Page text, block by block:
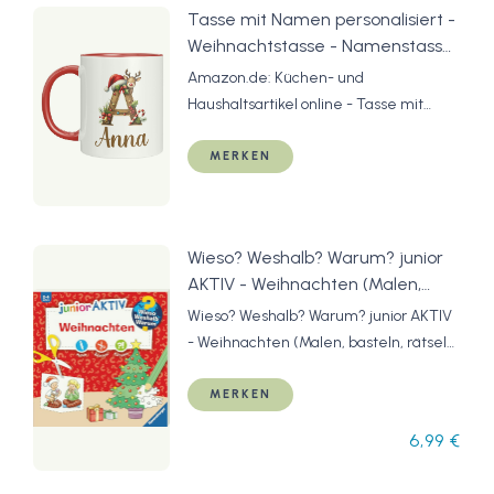
Kostenloser Versand ab 29€ für
ausgewählte Artikel
Tasse mit Namen personalisiert -
Weihnachtstasse - Namenstasse
- Weihnachten - Advent - Initiale
- Nikolausgeschenk : Amazon.de:
Amazon.de: Küchen- und
Haushaltsartikel online - Tasse mit
Weihnachtstasse - Namenstasse -
Namenstasse - Weihnachten - Advent
- Initiale - Nikolausgeschenk.
MERKEN
Wieso? Weshalb? Warum? junior
AKTIV - Weihnachten (Malen,
basteln, rätseln ab 2 Jahre)
Wieso? Weshalb? Warum? junior AKTIV
- Weihnachten (Malen, basteln, rätseln
MERKEN
6,99 €